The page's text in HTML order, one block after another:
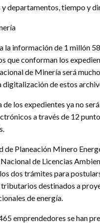
departamentos, tiempo y
la información de 1 millón
que conforman los
de Minería será
digitalización de estos
de los expedientes ya no
a través de 12
de Planeación Minero
de Licencias
dos trámites para
destinados a
de energía.
emprendedores se han